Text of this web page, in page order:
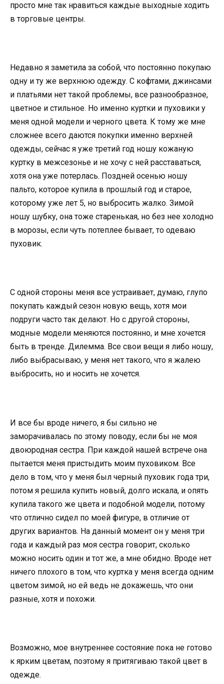
просто мне так нравиться каждые выходные ходить
в торговые центры.
Недавно я заметила за собой, что постоянно покупаю
одну и ту же верхнюю одежду. С кофтами, джинсами
и платьями нет такой проблемы, все разнообразное,
цветное и стильное. Но именно куртки и пуховики у
меня одной модели и черного цвета. К тому же мне
сложнее всего даются покупки именно верхней
одежды, сейчас я уже третий год ношу кожаную
куртку в межсезонье и не хочу с ней расставаться,
хотя она уже потерлась. Поздней осенью ношу
пальто, которое купила в прошлый год и старое,
которому уже лет 5, но выбросить жалко. Зимой
ношу шубку, она тоже старенькая, но без нее холодно
в морозы, если чуть потеплее бывает, то одеваю
пуховик.
С одной стороны меня все устраивает, думаю, глупо
покупать каждый сезон новую вещь, хотя мои
подруги часто так делают. Но с другой стороны,
модные модели меняются постоянно, и мне хочется
быть в тренде. Дилемма. Все свои вещи я либо ношу,
либо выбрасываю, у меня нет такого, что я жалею
выбросить, но и носить не хочется.
И все бы вроде ничего, я бы сильно не
заморачивалась по этому поводу, если бы не моя
двоюродная сестра. При каждой нашей встрече она
пытается меня пристыдить моим пуховиком. Все
дело в том, что у меня был черный пуховик года три,
потом я решила купить новый, долго искала, и опять
купила такого же цвета и подобной модели, потому
что отлично сидел по моей фигуре, в отличие от
других вариантов. На данный момент он у меня три
года и каждый раз моя сестра говорит, сколько
можно носить один и тот же, а мне обидно. Вроде нет
ничего плохого в том, что куртка у меня всегда одним
цветом зимой, но ей ведь не докажешь, что они
разные, хотя и похожи.
Возможно, мое внутреннее состояние пока не готово
к ярким цветам, поэтому я притягиваю такой цвет в
одежде.